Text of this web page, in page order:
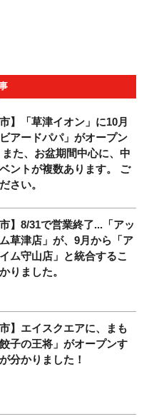
市】「草津イオン」に10月
ビアードパパ」がオープン
た、お盆期間中心に、中
ントが複数あります。 ご
さい。
市】8/31で営業終了...「アッ
草津店」が、9月から「ア
ム守山店」と統合するこ
りました。
市】エイスクエアに、まも
子の王将」がオープンす
分かりました！